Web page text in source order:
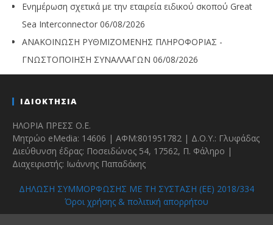
Ενημέρωση σχετικά με την εταιρεία ειδικού σκοπού Great
Sea Interconnector 06/08/2026
ΑΝΑΚΟΙΝΩΣΗ ΡΥΘΜΙΖΟΜΕΝΗΣ ΠΛΗΡΟΦΟΡΙΑΣ -
ΓΝΩΣΤΟΠΟΙΗΣΗ ΣΥΝΑΛΛΑΓΩΝ 06/08/2026
ΙΔΙΟΚΤΗΣΙΑ
ΗΛΟΡΙΑ ΠΡΕΣΣ Ο.Ε.
Μητρώο eMedia: 14606 | ΑΦΜ:801951782 | Δ.Ο.Υ.: Γλυφάδας
Διεύθυνση έδρας: Ποσειδώνος 54, 17562, Π. Φάληρο |
Διαχειριστής: Ιωάννης Παπαδάκης
ΔΗΛΩΣΗ ΣΥΜΜΟΡΦΩΣΗΣ ΜΕ ΤΗ ΣΥΣΤΑΣΗ (ΕΕ) 2018/334
Όροι χρήσης & πολιτική απορρήτου